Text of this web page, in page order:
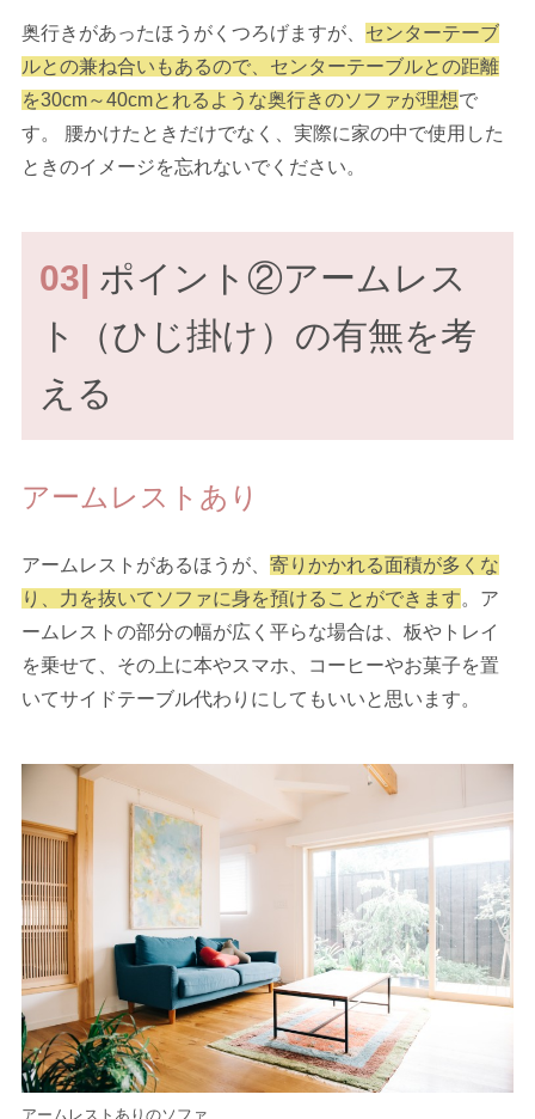
奥行きがあったほうがくつろげますが、 センターテーブ
ルとの兼ね合いもあるので、センターテーブルとの距離
を30cm～40cmとれるような奥行きのソファが理想で
す。 腰かけたときだけでなく、実際に家の中で使用した
ときのイメージを忘れないでください。
03| ポイント②アームレス
ト（ひじ掛け）の有無を考
える
アームレストあり
アームレストがあるほうが、 寄りかかれる面積が多くな
り、力を抜いてソファに身を預けることができます。ア
ームレストの部分の幅が広く平らな場合は、板やトレイ
を乗せて、その上に本やスマホ、コーヒーやお菓子を置
いてサイドテーブル代わりにしてもいいと思います。
アームレストありのソファ